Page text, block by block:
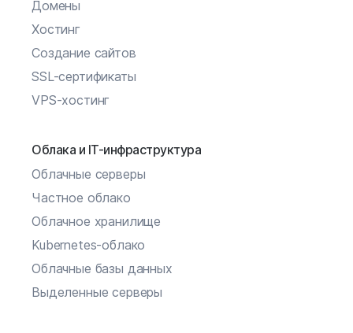
Домены
Хостинг
Создание сайтов
SSL-сертификаты
VPS-хостинг
Облака и IT-инфраструктура
Облачные серверы
Частное облако
Облачное хранилище
Kubernetes-облако
Облачные базы данных
Выделенные серверы